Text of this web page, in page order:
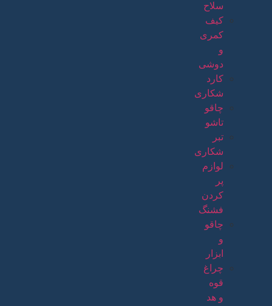
سلاح
کیف
کمری
و
دوشی
کارد
شکاری
چاقو
تاشو
تبر
شکاری
لوازم
پر
کردن
فشنگ
چاقو
و
ابزار
چراغ
قوه
و هد